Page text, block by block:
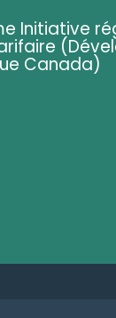
Initiative
Canada)